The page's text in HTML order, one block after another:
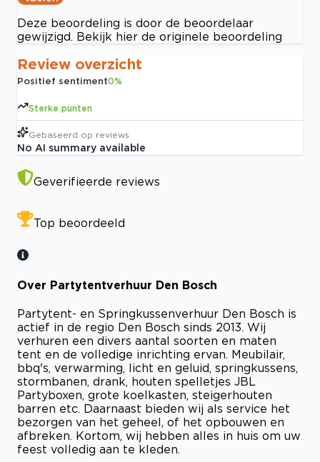
Deze beoordeling is door de beoordelaar
gewijzigd. Bekijk hier de originele beoordeling
Review overzicht
Positief sentiment0%
Sterke punten
Gebaseerd op reviews
No AI summary available
Geverifieerde reviews
Top beoordeeld
Over Partytentverhuur Den Bosch
Partytent- en Springkussenverhuur Den Bosch is
actief in de regio Den Bosch sinds 2013. Wij
verhuren een divers aantal soorten en maten
tent en de volledige inrichting ervan. Meubilair,
bbq's, verwarming, licht en geluid, springkussens,
stormbanen, drank, houten spelletjes JBL
Partyboxen, grote koelkasten, steigerhouten
barren etc. Daarnaast bieden wij als service het
bezorgen van het geheel, of het opbouwen en
afbreken. Kortom, wij hebben alles in huis om uw
feest volledig aan te kleden.